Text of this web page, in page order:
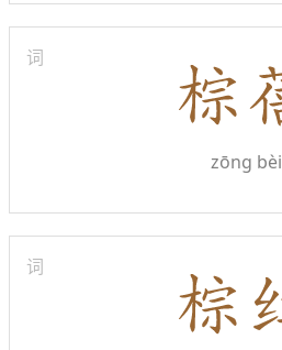
词
zōng bèi
词